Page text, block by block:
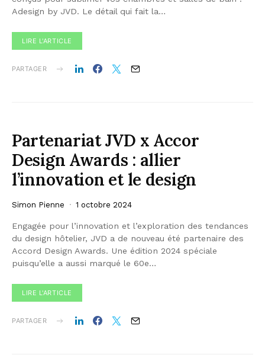
Adesign by JVD. Le détail qui fait la…
LIRE L'ARTICLE
PARTAGER
Partenariat JVD x Accor
Design Awards : allier
l’innovation et le design
Simon Pienne 1 octobre 2024
Engagée pour l’innovation et l’exploration des tendances
du design hôtelier, JVD a de nouveau été partenaire des
Accord Design Awards. Une édition 2024 spéciale
puisqu’elle a aussi marqué le 60e…
LIRE L'ARTICLE
PARTAGER